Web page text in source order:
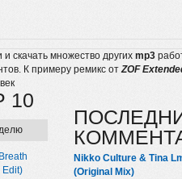
скачать множество других mp3
К примеру ремикс отZOF
10
Edit)
Nikko Culture & Tina
(Original Mix)